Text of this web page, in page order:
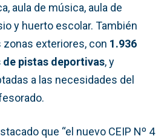
aula de música, aula de
y huerto escolar. También
exteriores, con 1.936
pistas deportivas, y
a las necesidades del
que “el nuevo CEIP Nº 4